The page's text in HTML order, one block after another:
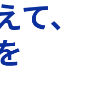
て、